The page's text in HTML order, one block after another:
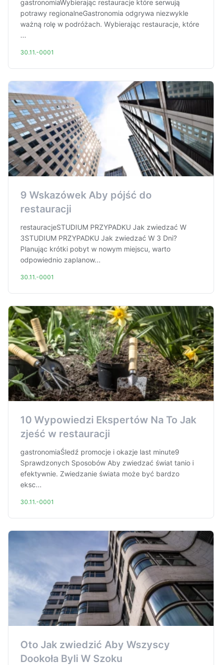
gastronomiaWybierając restauracje które serwują
potrawy regionalneGastronomia odgrywa niezwykle
ważną rolę w podróżach. Wybierając restauracje, które
...
30.11.-0001
9 Wskazówek Aby pójść do
restauracji
restauracjeSTUDIUM PRZYPADKU Jak zwiedzać W
3STUDIUM PRZYPADKU Jak zwiedzać W 3 Dni?
Planując krótki pobyt w nowym miejscu, warto
odpowiednio zaplanow...
30.11.-0001
10 Wypowiedzi Ekspertów Na To Jak
zjeść w restauracji
gastronomiaŚledź promocje i okazje last minute9
Sprawdzonych Sposobów Aby zwiedzać świat tanio i
efektywnie. Zwiedzanie świata może być bardzo
eksc...
30.11.-0001
Oto Jak zwiedzić Aby Wszyscy
Dookoła Byli W Szoku